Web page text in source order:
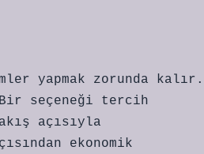
yapmak zorunda kalır.
seçeneği tercih
açısıyla
ekonomik